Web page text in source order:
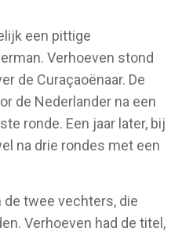
een pittige
Verhoeven stond
de Curaçaoënaar. De
de Nederlander na een
ronde. Een jaar later, bij
na drie rondes met een
twee vechters, die
Verhoeven had de titel,